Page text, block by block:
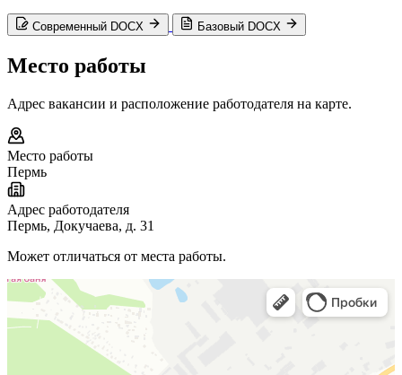
Современный DOCX Базовый DOCX
Место работы
Адрес вакансии и расположение работодателя на карте.
Место работы
Пермь
Адрес работодателя
Пермь, Докучаева, д. 31
Может отличаться от места работы.